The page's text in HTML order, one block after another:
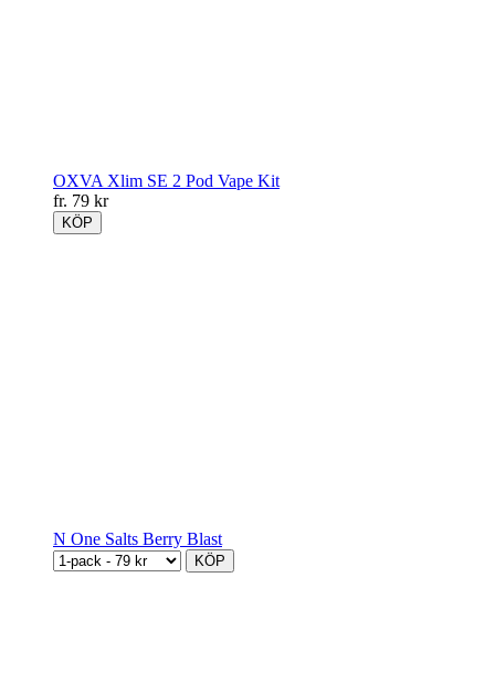
OXVA Xlim SE 2 Pod Vape Kit
fr. 79 kr
KÖP
N One Salts Berry Blast
KÖP